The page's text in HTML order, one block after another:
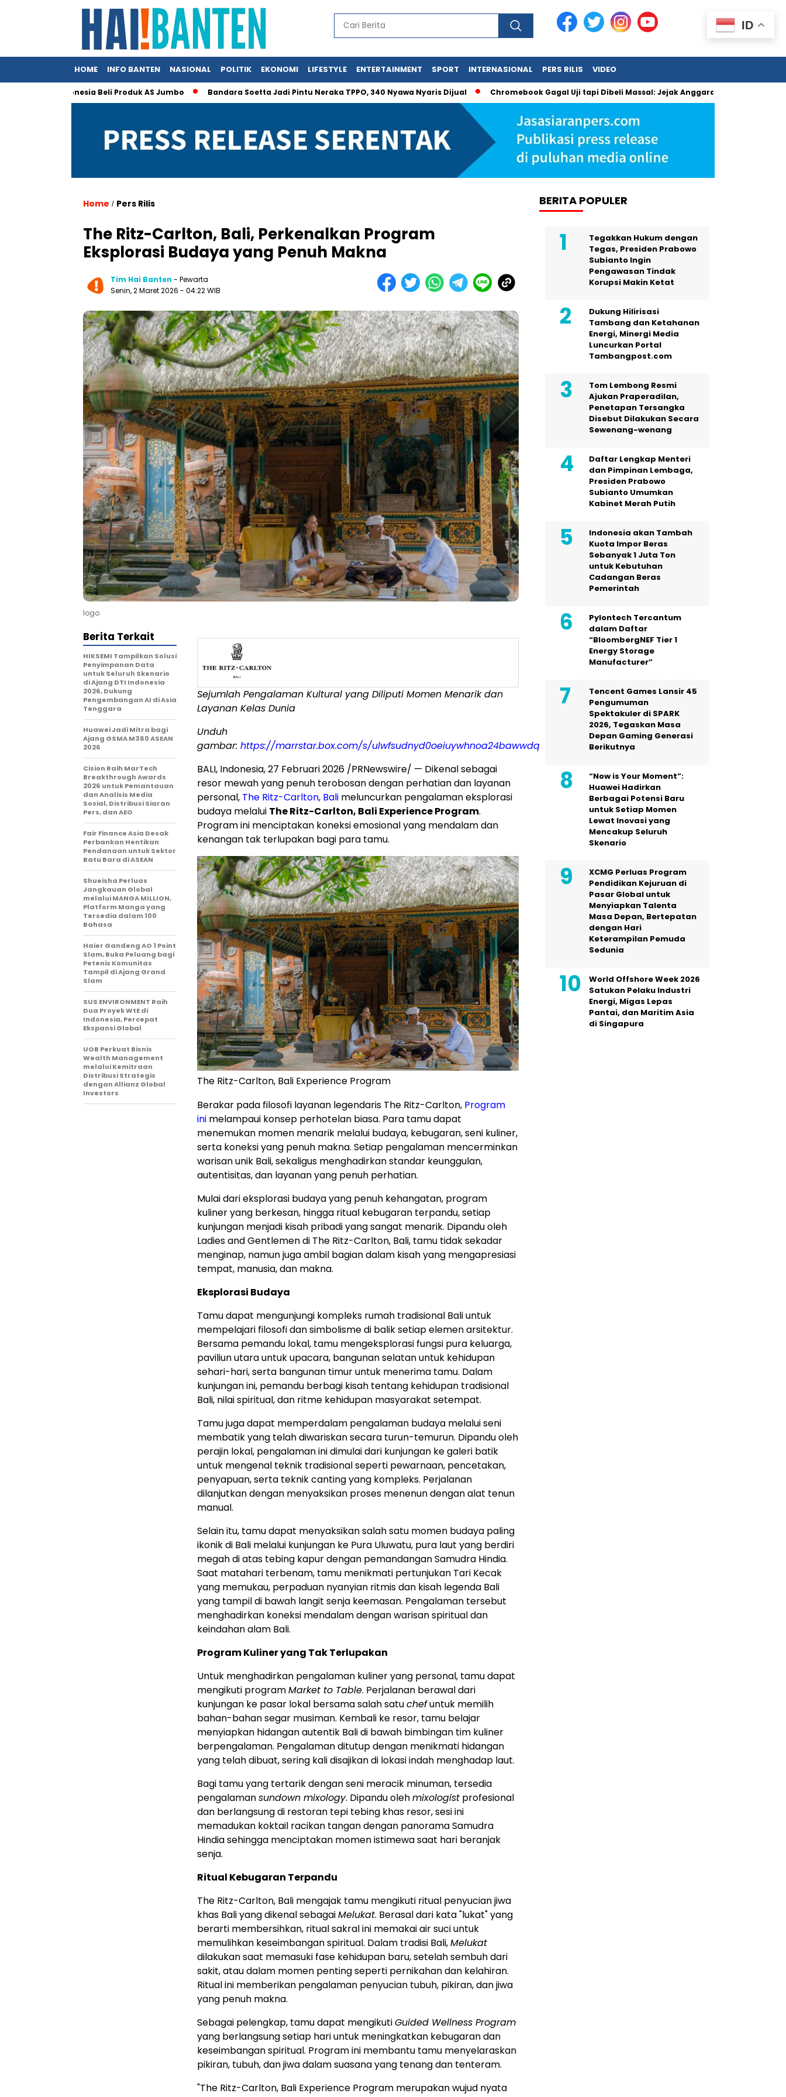
HOME INFO BANTEN NASIONAL POLITIK EKONOMI LIFESTYLE ENTERTAINMENT SPORT INTERNASIONAL PERS RILIS VIDEO
Indonesia Beli Produk AS Jumbo Bandara Soetta Jadi Pintu Neraka TPPO, 340 Nyawa Nyaris Dijual Chromebook Gagal Uji tapi Dibeli Massal: Jejak Anggaran Jumbo dan Pengabaian
Home / Pers Rilis
The Ritz-Carlton, Bali, Perkenalkan Program
Eksplorasi Budaya yang Penuh Makna
Tim Hai Banten - Pewarta
Senin, 2 Maret 2026 - 04:22 WIB
logo
Sejumlah Pengalaman Kultural yang Diliputi Momen Menarik dan
Layanan Kelas Dunia
Unduh
gambar: https://marrstar.box.com/s/ulwfsudnyd0oeiuywhnoa24bawwdqohr
BALI, Indonesia, 27 Februari 2026 /PRNewswire/ — Dikenal sebagai
resor mewah yang penuh terobosan dengan perhatian dan layanan
personal, The Ritz-Carlton, Bali meluncurkan pengalaman eksplorasi
budaya melalui The Ritz-Carlton, Bali Experience Program.
Program ini menciptakan koneksi emosional yang mendalam dan
kenangan tak terlupakan bagi para tamu.
The Ritz-Carlton, Bali Experience Program
Berakar pada filosofi layanan legendaris The Ritz-Carlton, Program
ini melampaui konsep perhotelan biasa. Para tamu dapat
menemukan momen menarik melalui budaya, kebugaran, seni kuliner,
serta koneksi yang penuh makna. Setiap pengalaman mencerminkan
warisan unik Bali, sekaligus menghadirkan standar keunggulan,
autentisitas, dan layanan yang penuh perhatian.
Mulai dari eksplorasi budaya yang penuh kehangatan, program
kuliner yang berkesan, hingga ritual kebugaran terpandu, setiap
kunjungan menjadi kisah pribadi yang sangat menarik. Dipandu oleh
Ladies and Gentlemen di The Ritz-Carlton, Bali, tamu tidak sekadar
menginap, namun juga ambil bagian dalam kisah yang mengapresiasi
tempat, manusia, dan makna.
Eksplorasi Budaya
Tamu dapat mengunjungi kompleks rumah tradisional Bali untuk
mempelajari filosofi dan simbolisme di balik setiap elemen arsitektur.
Bersama pemandu lokal, tamu mengeksplorasi fungsi pura keluarga,
paviliun utara untuk upacara, bangunan selatan untuk kehidupan
sehari-hari, serta bangunan timur untuk menerima tamu. Dalam
kunjungan ini, pemandu berbagi kisah tentang kehidupan tradisional
Bali, nilai spiritual, dan ritme kehidupan masyarakat setempat.
Tamu juga dapat memperdalam pengalaman budaya melalui seni
membatik yang telah diwariskan secara turun-temurun. Dipandu oleh
perajin lokal, pengalaman ini dimulai dari kunjungan ke galeri batik
untuk mengenal teknik tradisional seperti pewarnaan, pencetakan,
penyapuan, serta teknik canting yang kompleks. Perjalanan
dilanjutkan dengan menyaksikan proses menenun dengan alat tenun
manual.
Selain itu, tamu dapat menyaksikan salah satu momen budaya paling
ikonik di Bali melalui kunjungan ke Pura Uluwatu, pura laut yang berdiri
megah di atas tebing kapur dengan pemandangan Samudra Hindia.
Saat matahari terbenam, tamu menikmati pertunjukan Tari Kecak
yang memukau, perpaduan nyanyian ritmis dan kisah legenda Bali
yang tampil di bawah langit senja keemasan. Pengalaman tersebut
menghadirkan koneksi mendalam dengan warisan spiritual dan
keindahan alam Bali.
Program Kuliner yang Tak Terlupakan
Untuk menghadirkan pengalaman kuliner yang personal, tamu dapat
mengikuti programMarket to Table. Perjalanan berawal dari
kunjungan ke pasar lokal bersama salah satuchefuntuk memilih
bahan-bahan segar musiman. Kembali ke resor, tamu belajar
menyiapkan hidangan autentik Bali di bawah bimbingan tim kuliner
berpengalaman. Pengalaman ditutup dengan menikmati hidangan
yang telah dibuat, sering kali disajikan di lokasi indah menghadap laut.
Bagi tamu yang tertarik dengan seni meracik minuman, tersedia
pengalamansundown mixology. Dipandu olehmixologist profesional
dan berlangsung di restoran tepi tebing khas resor, sesi ini
memadukan koktail racikan tangan dengan panorama Samudra
Hindia sehingga menciptakan momen istimewa saat hari beranjak
senja.
Ritual Kebugaran Terpandu
The Ritz-Carlton, Bali mengajak tamu mengikuti ritual penyucian jiwa
khas Bali yang dikenal sebagaiMelukat. Berasal dari kata "lukat" yang
berarti membersihkan, ritual sakral ini memakai air suci untuk
memulihkan keseimbangan spiritual. Dalam tradisi Bali,Melukat
dilakukan saat memasuki fase kehidupan baru, setelah sembuh dari
sakit, atau dalam momen penting seperti pernikahan dan kelahiran.
Ritual ini memberikan pengalaman penyucian tubuh, pikiran, dan jiwa
yang penuh makna.
Sebagai pelengkap, tamu dapat mengikutiGuided Wellness Program
yang berlangsung setiap hari untuk meningkatkan kebugaran dan
keseimbangan spiritual. Program ini membantu tamu menyelaraskan
pikiran, tubuh, dan jiwa dalam suasana yang tenang dan tenteram.
"The Ritz-Carlton, Bali Experience Program merupakan wujud nyata
Berita Terkait
HIKSEMI Tampilkan Solusi
Penyimpanan Data
untuk Seluruh Skenario
di Ajang DTI Indonesia
2026, Dukung
Pengembangan AI di Asia
Tenggara
Huawei Jadi Mitra bagi
Ajang GSMA M360 ASEAN
2026
Cision Raih MarTech
Breakthrough Awards
2026 untuk Pemantauan
dan Analisis Media
Sosial, Distribusi Siaran
Pers, dan AEO
Fair Finance Asia Desak
Perbankan Hentikan
Pendanaan untuk Sektor
Batu Bara di ASEAN
Shueisha Perluas
Jangkauan Global
melalui MANGA MILLION,
Platform Manga yang
Tersedia dalam 100
Bahasa
Haier Gandeng AO 1 Point
Slam, Buka Peluang bagi
Petenis Komunitas
Tampil di Ajang Grand
Slam
SUS ENVIRONMENT Raih
Dua Proyek WtE di
Indonesia, Percepat
Ekspansi Global
UOB Perkuat Bisnis
Wealth Management
melalui Kemitraan
Distribusi Strategis
dengan Allianz Global
Investors
BERITA POPULER
Tegakkan Hukum dengan
Tegas, Presiden Prabowo
Subianto Ingin
Pengawasan Tindak
Korupsi Makin Ketat
Dukung Hilirisasi
Tambang dan Ketahanan
Energi, Minergi Media
Luncurkan Portal
Tambangpost.com
Tom Lembong Resmi
Ajukan Praperadilan,
Penetapan Tersangka
Disebut Dilakukan Secara
Sewenang-wenang
Daftar Lengkap Menteri
dan Pimpinan Lembaga,
Presiden Prabowo
Subianto Umumkan
Kabinet Merah Putih
Indonesia akan Tambah
Kuota Impor Beras
Sebanyak 1 Juta Ton
untuk Kebutuhan
Cadangan Beras
Pemerintah
Pylontech Tercantum
dalam Daftar
“BloombergNEF Tier 1
Energy Storage
Manufacturer”
Tencent Games Lansir 45
Pengumuman
Spektakuler di SPARK
2026, Tegaskan Masa
Depan Gaming Generasi
Berikutnya
“Now is Your Moment”:
Huawei Hadirkan
Berbagai Potensi Baru
untuk Setiap Momen
Lewat Inovasi yang
Mencakup Seluruh
Skenario
XCMG Perluas Program
Pendidikan Kejuruan di
Pasar Global untuk
Menyiapkan Talenta
Masa Depan, Bertepatan
dengan Hari
Keterampilan Pemuda
Sedunia
World Offshore Week 2026
Satukan Pelaku Industri
Energi, Migas Lepas
Pantai, dan Maritim Asia
di Singapura
ID